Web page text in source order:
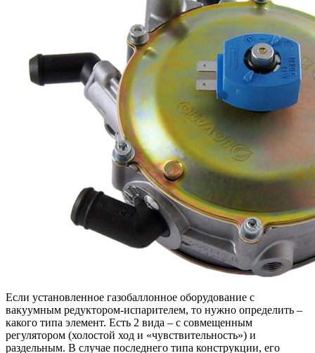
Если установленное газобаллонное оборудование с
вакуумным редуктором-испарителем, то нужно определить –
какого типа элемент. Есть 2 вида – с совмещенным
регулятором (холостой ход и «чувствительность») и
раздельным. В случае последнего типа конструкции, его